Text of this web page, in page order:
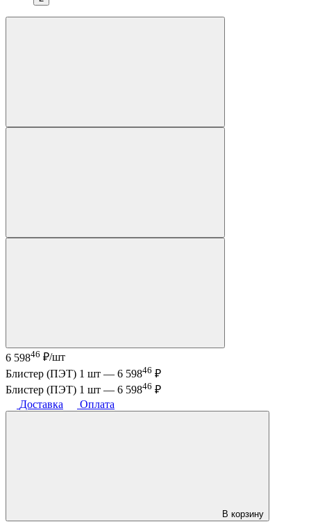
6 59846 ₽/шт
Блистер (ПЭТ) 1 шт — 6 59846 ₽
Блистер (ПЭТ) 1 шт — 6 59846 ₽
Доставка
Оплата
В корзину